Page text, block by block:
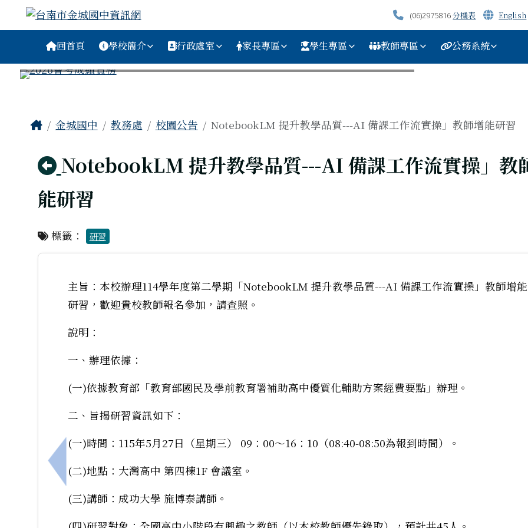
跳至主內容區
台南市金城國中資訊網 (06)2975816分機表 English
導覽列回首頁 學校簡介 行政處室 家長專區 學生專區 教師專區 公務系統
主內容區域
Home金城國中 教務處 校園公告 NotebookLM 提升教學品質---AI 備課工作流實操」教師增能研習
回上頁
NotebookLM 提升教學品質---AI 備課工作流實操」教
能研習
標籤： 研習
上一筆：國立新營高中辦理「2026第八屆國三學生數理科學營-第一梯次」營隊資訊
主旨：本校辦理114學年度第二學期「NotebookLM 提升教學品質---AI 備課工作流實操」教師增能
研習，歡迎貴校教師報名參加，請查照。
說明：
一、辦理依據：
(一)依據教育部「教育部國民及學前教育署補助高中優質化輔助方案經費要點」辦理。
二、旨揭研習資訊如下：
(一)時間：115年5月27日（星期三） 09：00～16：10（08:40-08:50為報到時間）。
(二)地點：大灣高中 第四棟1F 會議室。
(三)講師：成功大學 施博泰講師。
頁尾區域